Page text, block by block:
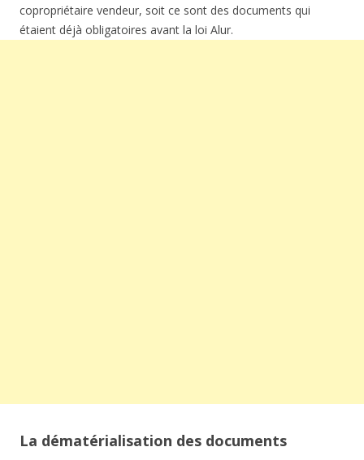
copropriétaire vendeur, soit ce sont des documents qui
étaient déjà obligatoires avant la loi Alur.
La dématérialisation des documents